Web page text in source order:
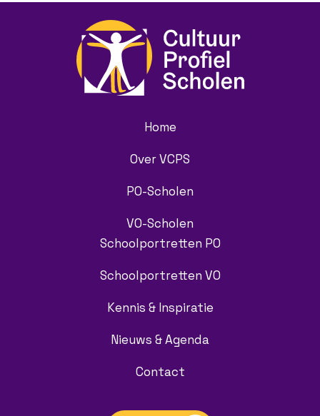
Home
Over VCPS
PO-Scholen
VO-Scholen
Schoolportretten PO
Schoolportretten VO
Kennis & Inspiratie
Nieuws & Agenda
Contact